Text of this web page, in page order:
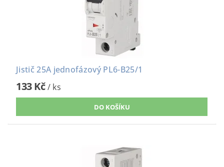
Jistič 25A jednofázový PL6-B25/1
133 Kč/ ks